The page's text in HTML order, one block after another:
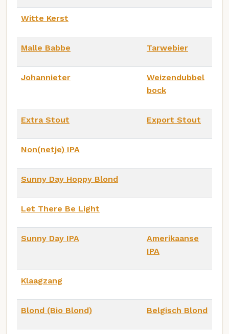
Witte Kerst
Malle Babbe Tarwebier
Johannieter
Weizendubbel
bock
Extra Stout Export Stout
Non(netje) IPA
Sunny Day Hoppy Blond
Let There Be Light
Sunny Day IPA
Amerikaanse
IPA
Klaagzang
Blond (Bio Blond) Belgisch Blond